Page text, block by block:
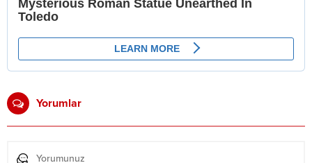
Yorumlar